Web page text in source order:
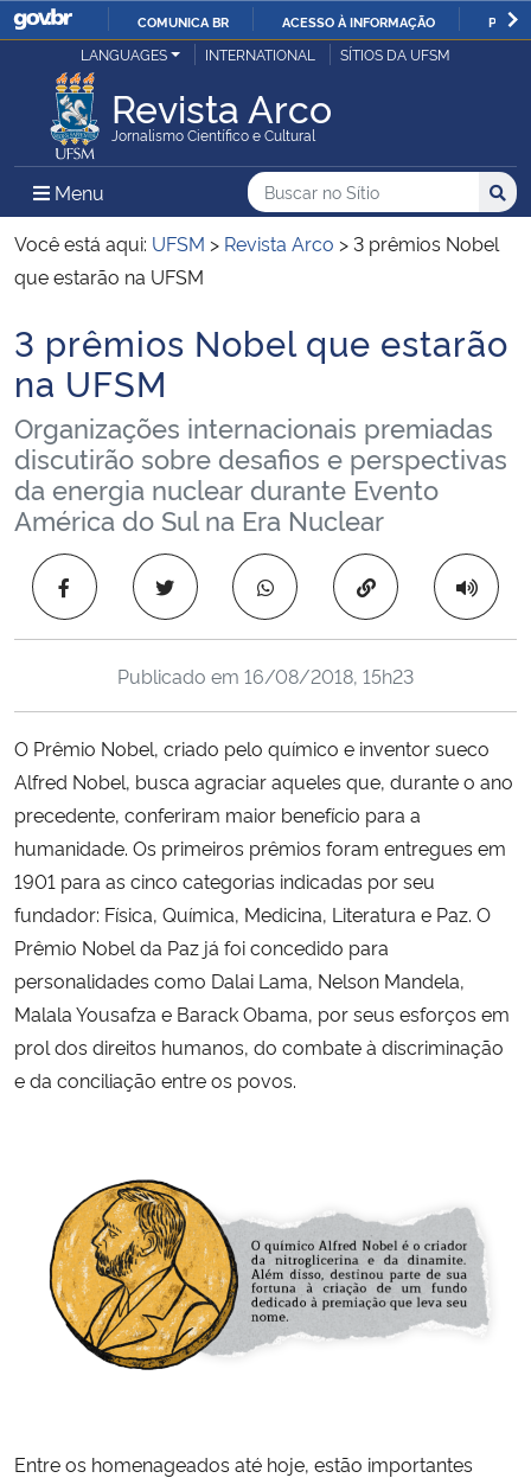
IR
O
COMUNICA BR ACESSO À INFORMAÇÃO
Ministério da Justiça e Segurança Pública
Ministério da Defesa
Ministério das Relações Exteriores
Ministério da Infraestrutura
Ministério da Agricultura, Pecuária e Abastecimento
Ministério da Educação
Ministério da Cidadania
Ministério da Saúde
Ministério de Minas e Energia
Ministério da Ciência, Tecnologia, Inovações e Comunicações
Ministério do Desenvolvimento Regional
Controladoria-Geral da União
Ministério da Mulher, da Família e dos Direitos Humanos
Secretaria de Governo
Gabinete de Segurança Institucional
Advocacia-Geral da União
Banco Central do Brasil
LANGUAGES INTERNATIONAL SÍTIOS DA UFSM
Revista Arco
Jornalismo Científico e Cultural
Menu Menu Principal do Sítio
Busca
Buscar no no Sítio
Busca:
Você está aqui: UFSM > Revista Arco >3 prêmios Nobel
que estarão na UFSM
Início do conteúdo
3 prêmios Nobel que estarão
na UFSM
Organizações internacionais premiadas
discutirão sobre desafios e perspectivas
da energia nuclear durante Evento
América do Sul na Era Nuclear
Copiar para área
Publicado em 16/08/2018, 15h23
O Prêmio Nobel, criado pelo químico e inventor sueco
Alfred Nobel, busca agraciar aqueles que, durante o ano
precedente, conferiram maior benefício para a
humanidade. Os primeiros prêmios foram entregues em
1901 para as cinco categorias indicadas por seu
fundador: Física, Química, Medicina, Literatura e Paz. O
Prêmio Nobel da Paz já foi concedido para
personalidades como Dalai Lama, Nelson Mandela,
Malala Yousafza e Barack Obama, por seus esforços em
prol dos direitos humanos, do combate à discriminação
e da conciliação entre os povos.
Entre os homenageados até hoje, estão importantes